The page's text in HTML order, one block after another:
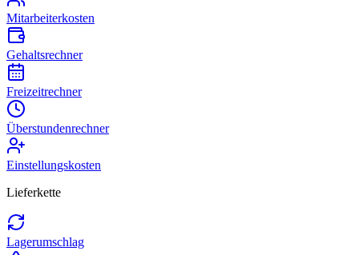
Mitarbeiterkosten
Gehaltsrechner
Freizeitrechner
Überstundenrechner
Einstellungskosten
Lieferkette
Lagerumschlag